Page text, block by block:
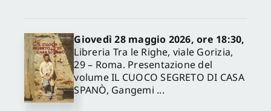
Giovedì 28 maggio 2026, ore 18:30,
Libreria Tra le Righe, viale Gorizia,
29 – Roma. Presentazione del
volume IL CUOCO SEGRETO DI CASA
SPANÒ, Gangemi ...